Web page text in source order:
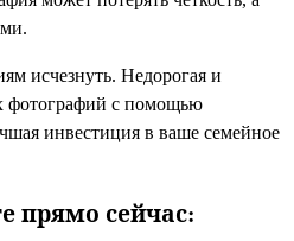
.
исчезнуть. Недорогая и
фотографий с помощью
инвестиция в ваше семейное
прямо сейчас: